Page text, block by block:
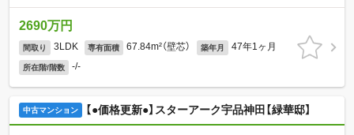
2690万円
間取り 3LDK 専有面積 67.84m²（壁芯） 築年月 47年1ヶ月
所在階/階数 -/-
中古マンション 【●価格更新●】スターアーク宇品神田【緑華邸】